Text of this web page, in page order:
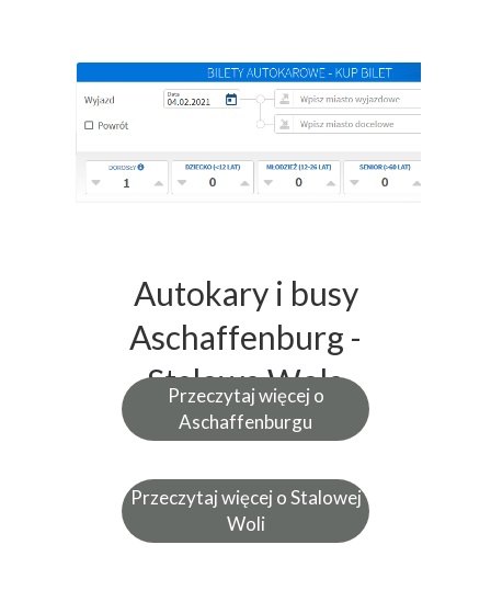
Przeczytaj więcej o
Aschaffenburgu
Przeczytaj więcej o Stalowej
Woli
Autokary i busy
Aschaffenburg -
Stalowa Wola